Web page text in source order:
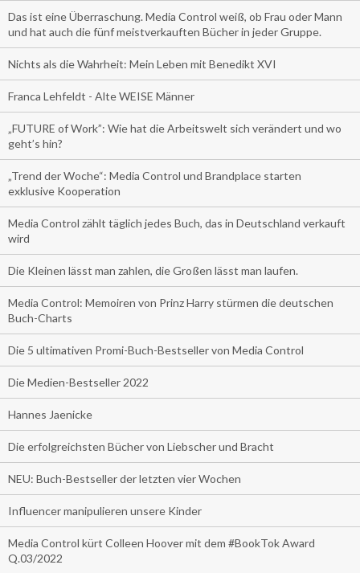
Das ist eine Überraschung. Media Control weiß, ob Frau oder Mann
und hat auch die fünf meistverkauften Bücher in jeder Gruppe.
Nichts als die Wahrheit: Mein Leben mit Benedikt XVI
Franca Lehfeldt - Alte WEISE Männer
„FUTURE of Work”: Wie hat die Arbeitswelt sich verändert und wo
geht’s hin?
„Trend der Woche“: Media Control und Brandplace starten
exklusive Kooperation
Media Control zählt täglich jedes Buch, das in Deutschland verkauft
wird
Die Kleinen lässt man zahlen, die Großen lässt man laufen.
Media Control: Memoiren von Prinz Harry stürmen die deutschen
Buch-Charts
Die 5 ultimativen Promi-Buch-Bestseller von Media Control
Die Medien-Bestseller 2022
Hannes Jaenicke
Die erfolgreichsten Bücher von Liebscher und Bracht
NEU: Buch-Bestseller der letzten vier Wochen
Influencer manipulieren unsere Kinder
Media Control kürt Colleen Hoover mit dem #BookTok Award
Q.03/2022